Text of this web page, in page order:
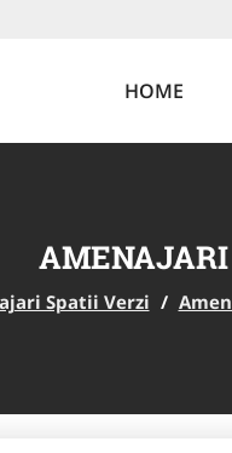
HOME
Spatii Verzi /